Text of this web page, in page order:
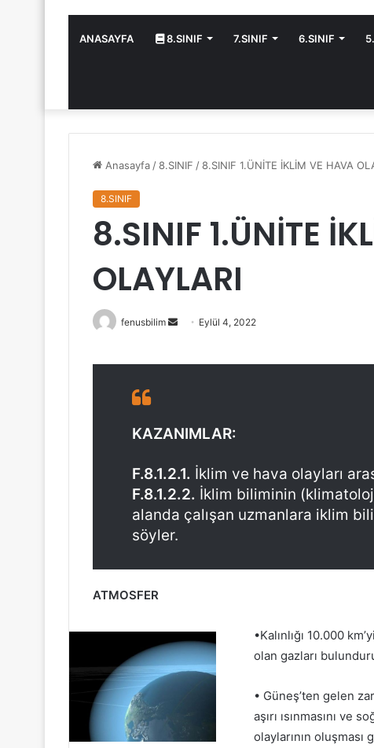
ANASAYFA 8.SINIF 7.SINIF 6.SINIF
Anasayfa /8.SINIF /8.SINIF 1.ÜNİTE İKLİM VE HAVA
8.SINIF
8.SINIF 1.ÜNİTE
OLAYLARI
fenusbilim
Bir
Eylül 4, 2022
KAZANIMLAR:
F.8.1.2.1. İklim ve hava olayları
F.8.1.2.2. İklim biliminin
alanda çalışan uzmanlara iklim
söyler.
ATMOSFER
•Kalınlığı 10.000
olan gazları
• Güneş’ten gelen
aşırı ısınmasını ve
olaylarının